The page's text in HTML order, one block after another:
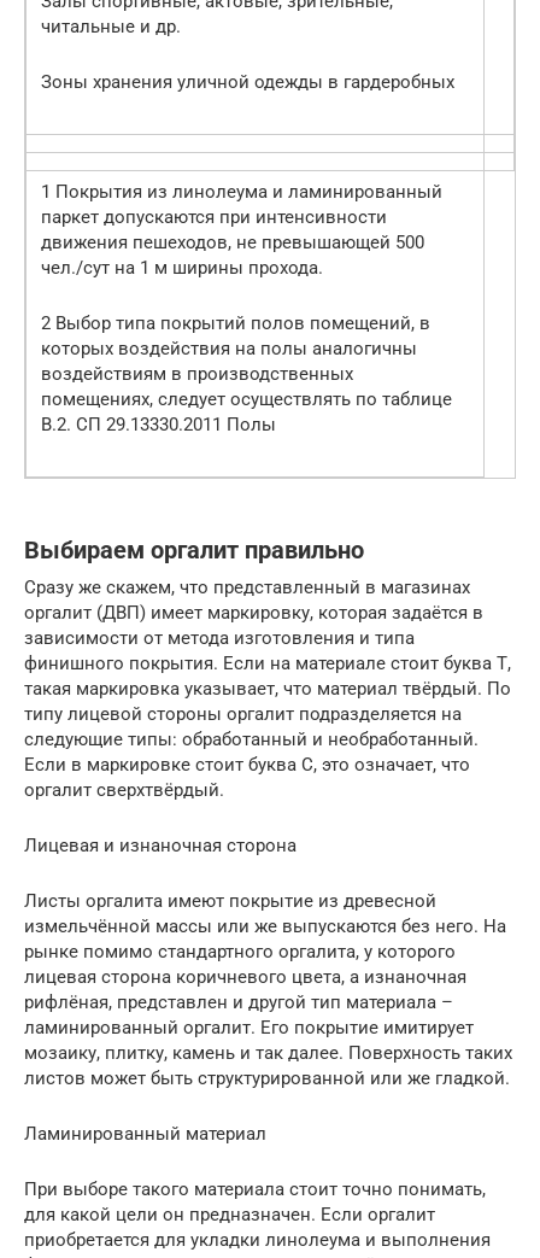
читальные и др.
Зоны хранения уличной одежды в гардеробных
1 Покрытия из линолеума и ламинированный
паркет допускаются при интенсивности
движения пешеходов, не превышающей 500
чел./сут на 1 м ширины прохода.
2 Выбор типа покрытий полов помещений, в
которых воздействия на полы аналогичны
воздействиям в производственных
помещениях, следует осуществлять по таблице
В.2. СП 29.13330.2011 Полы
Выбираем оргалит правильно
Сразу же скажем, что представленный в магазинах
оргалит (ДВП) имеет маркировку, которая задаётся в
зависимости от метода изготовления и типа
финишного покрытия. Если на материале стоит буква Т,
такая маркировка указывает, что материал твёрдый. По
типу лицевой стороны оргалит подразделяется на
следующие типы: обработанный и необработанный.
Если в маркировке стоит буква С, это означает, что
оргалит сверхтвёрдый.
Лицевая и изнаночная сторона
Листы оргалита имеют покрытие из древесной
измельчённой массы или же выпускаются без него. На
рынке помимо стандартного оргалита, у которого
лицевая сторона коричневого цвета, а изнаночная
рифлёная, представлен и другой тип материала –
ламинированный оргалит. Его покрытие имитирует
мозаику, плитку, камень и так далее. Поверхность таких
листов может быть структурированной или же гладкой.
Ламинированный материал
При выборе такого материала стоит точно понимать,
для какой цели он предназначен. Если оргалит
приобретается для укладки линолеума и выполнения